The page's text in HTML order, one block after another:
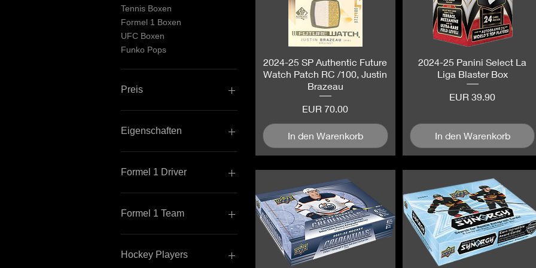
Tennis Boxen
Formel 1 Boxen
UFC Boxen
Funko Pops
Preis
0 €
Eigenschaften
Insert
Memorabilia Card
Parallel
Rookie
Formel 1 Driver
Hamilton Lewis
Formel 1 Team
Mercedes
Hockey Players
Schnellansicht
2024-25 SP Authentic Future
Watch Patch RC /100, Justin
Brazeau
Preis
EUR 70.00
In den Warenkorb
Schnellansicht
2024-25 Panini Select La
Liga Blaster Box
Preis
EUR 39.90
In den Warenkorb